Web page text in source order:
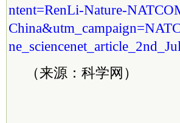
ntent=RenLi-Nature-
（来源：科学网）